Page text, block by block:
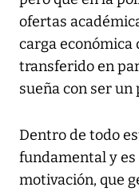
ofertas
carga económica
transferido en
sueña con ser un
Dentro de todo
fundamental y es
motivación, que